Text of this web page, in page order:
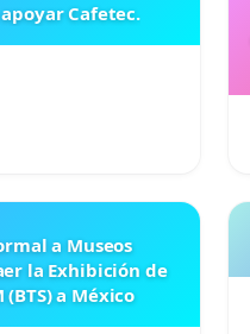
Cafetec.
a Museos
la Exhibición de
a México